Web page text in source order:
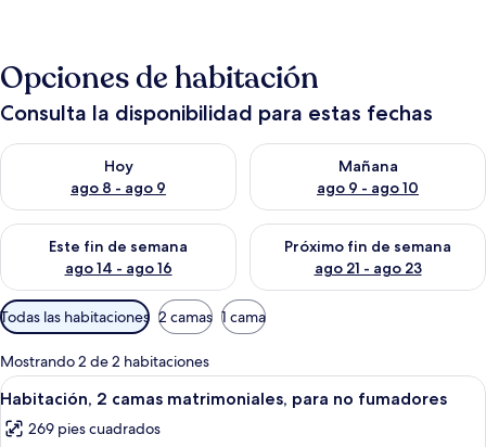
Opciones de habitación
Consulta la disponibilidad para estas fechas
Hoy
ago 8 - ago 9
Consulta la disponibilidad para hoy ago 8 - ago 9
Mañana
ago 9 - ago 10
Consulta la disponibilidad
Este fin de semana
ago 14 - ago 16
Consulta la disponibilidad para este fin de semana ago 14 -
Próximo fin de semana
ago 21 - ago 23
Consulta la disponibilidad
Filtros
disponibles
para
las
habitaciones
Todas las habitaciones 2 camas 1 cama
Mostrando 2 de 2 habitaciones
Abrir
todas
las
Un dormitorio con dos camas, un
5
Habitación, 2 camas matrimoniales, para no fumadores
269 pies cuadrados